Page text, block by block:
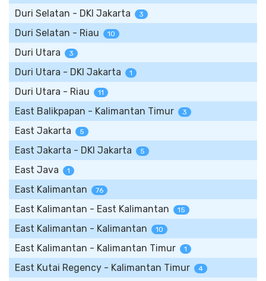
Duri Selatan - DKI Jakarta 3
Duri Selatan - Riau 10
Duri Utara 3
Duri Utara - DKI Jakarta 1
Duri Utara - Riau 11
East Balikpapan - Kalimantan Timur 3
East Jakarta 5
East Jakarta - DKI Jakarta 5
East Java 1
East Kalimantan 76
East Kalimantan - East Kalimantan 15
East Kalimantan - Kalimantan 10
East Kalimantan - Kalimantan Timur 1
East Kutai Regency - Kalimantan Timur 4